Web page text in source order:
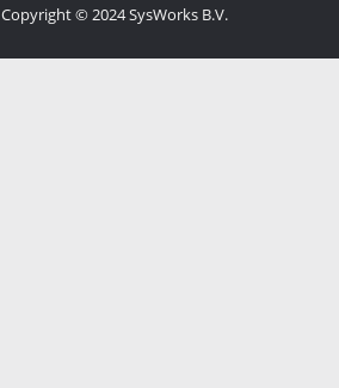
Copyright © 2024 SysWorks B.V.